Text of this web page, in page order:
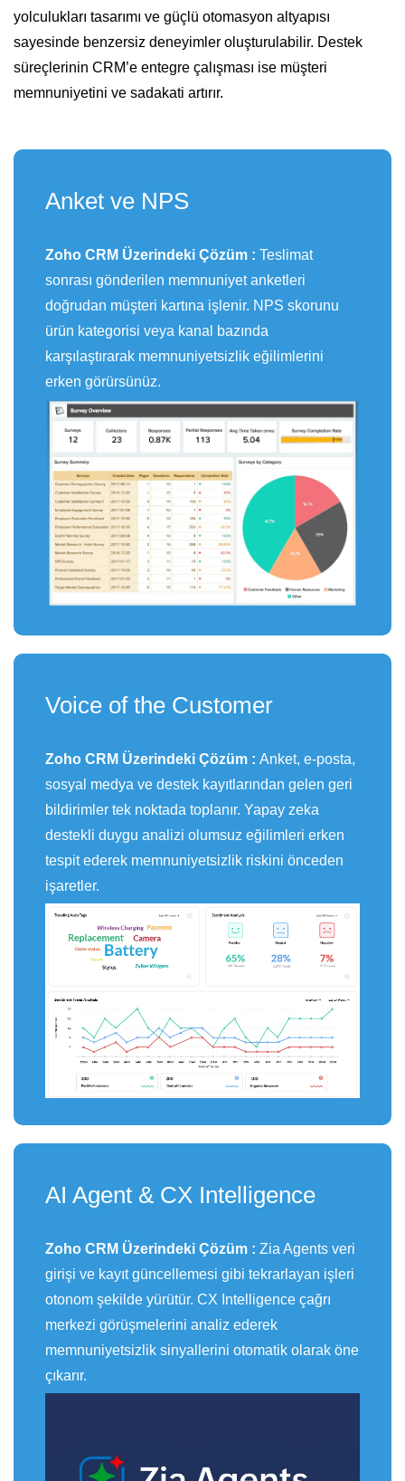
yolculukları tasarımı ve güçlü otomasyon altyapısı
sayesinde benzersiz deneyimler oluşturulabilir. Destek
süreçlerinin CRM’e entegre çalışması ise müşteri
memnuniyetini ve sadakati artırır.
Anket ve NPS
Zoho CRM Üzerindeki Çözüm : Teslimat
sonrası gönderilen memnuniyet anketleri
doğrudan müşteri kartına işlenir. NPS skorunu
ürün kategorisi veya kanal bazında
karşılaştırarak memnuniyetsizlik eğilimlerini
erken görürsünüz.
Voice of the Customer
Zoho CRM Üzerindeki Çözüm : Anket, e-posta,
sosyal medya ve destek kayıtlarından gelen geri
bildirimler tek noktada toplanır. Yapay zeka
destekli duygu analizi olumsuz eğilimleri erken
tespit ederek memnuniyetsizlik riskini önceden
işaretler.
AI Agent & CX Intelligence
Zoho CRM Üzerindeki Çözüm : Zia Agents veri
girişi ve kayıt güncellemesi gibi tekrarlayan işleri
otonom şekilde yürütür. CX Intelligence çağrı
merkezi görüşmelerini analiz ederek
memnuniyetsizlik sinyallerini otomatik olarak öne
çıkarır.